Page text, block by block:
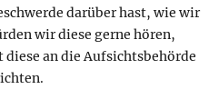
darüber hast, wie wir
wir diese gerne hören,
diese an die Aufsichtsbehörde